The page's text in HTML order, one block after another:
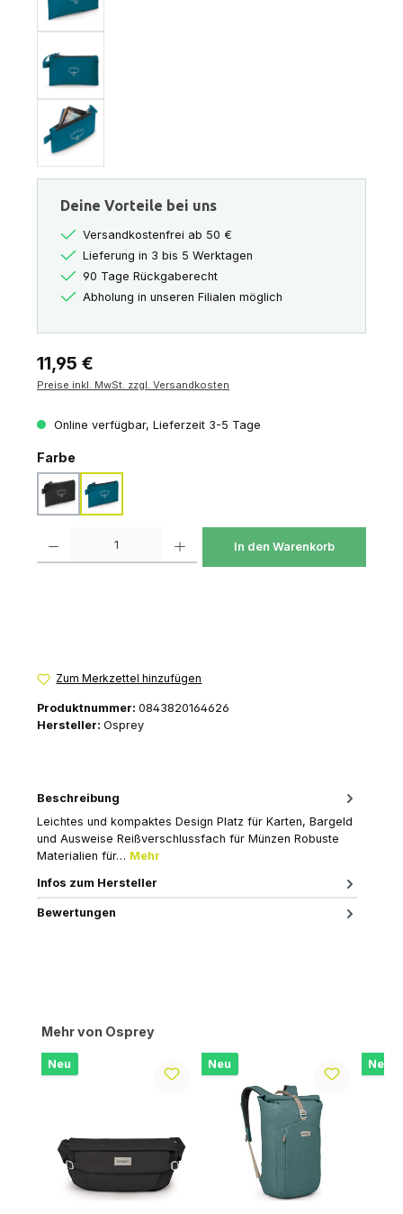
Deine Vorteile bei uns
Versandkostenfrei ab 50 €
Lieferung in 3 bis 5 Werktagen
90 Tage Rückgaberecht
Abholung in unseren Filialen möglich
Regulärer Preis:
11,95 €
Preise inkl. MwSt. zzgl. Versandkosten
Online verfügbar, Lieferzeit 3-5 Tage
Farbeauswählen
black waterfront blue
In den Warenkorb
Zum Merkzettel hinzufügen
Produktnummer: 0843820164626
Hersteller: Osprey
Beschreibung
Leichtes und kompaktes Design Platz für Karten, Bargeld
und Ausweise Reißverschlussfach für Münzen Robuste
Materialien für… Mehr
Infos zum Hersteller
Bewertungen
Produktgalerie überspringen
Mehr von Osprey
Neu Neu Neu